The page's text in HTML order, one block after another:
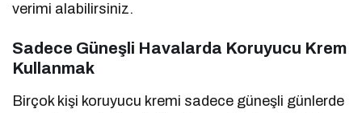
verimi alabilirsiniz.
Sadece Güneşli Havalarda Koruyucu Krem
Kullanmak
Birçok kişi koruyucu kremi sadece güneşli günlerde